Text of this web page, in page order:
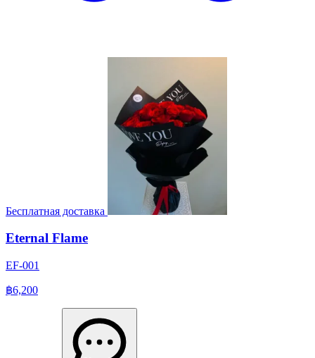
Бесплатная доставка
Eternal Flame
EF-001
฿6,200